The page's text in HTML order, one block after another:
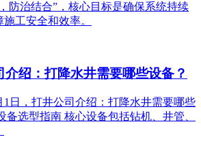
防治结合”‌，核心目标是确保系统持续
工安全和效率。
介绍：打降水井需要哪些设备？
1日，打井公司介绍：打降水井需要哪些
备选型指南 核心设备包括钻机、井管、